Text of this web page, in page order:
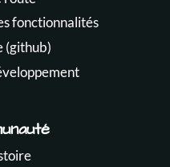
fonctionnalités
(github)